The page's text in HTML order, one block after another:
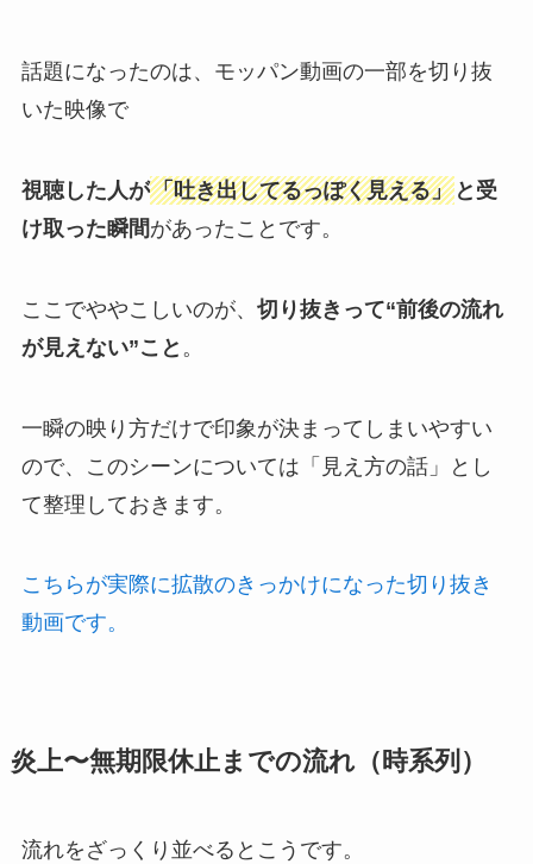
話題になったのは、モッパン動画の一部を切り抜
いた映像で
視聴した人が「吐き出してるっぽく見える」と受
け取った瞬間があったことです。
ここでややこしいのが、 切り抜きって“前後の流れ
が見えない”こと 。
一瞬の映り方だけで印象が決まってしまいやすい
ので、このシーンについては「見え方の話」とし
て整理しておきます。
こちらが実際に拡散のきっかけになった切り抜き
動画です。
炎上〜無期限休止までの流れ（時系列）
流れをざっくり並べるとこうです。